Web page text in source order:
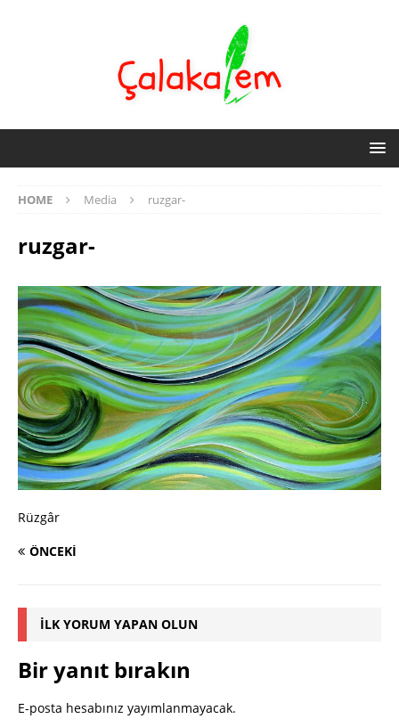
HOME Media ruzgar-
ruzgar-
Rüzgâr
ÖNCEKI
İLK YORUM YAPAN OLUN
Bir yanıt bırakın
E-posta hesabınız yayımlanmayacak.